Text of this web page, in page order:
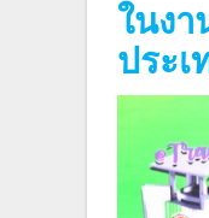
ในง
ประเ